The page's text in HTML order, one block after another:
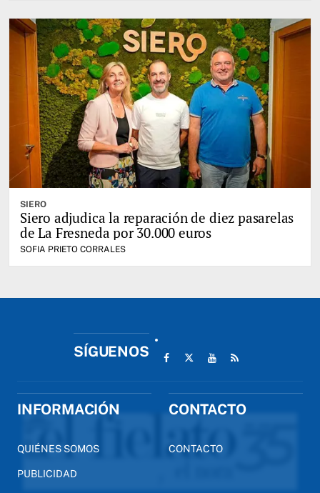
SIERO
Siero adjudica la reparación de diez pasarelas
de La Fresneda por 30.000 euros
SOFIA PRIETO CORRALES
SÍGUENOS
INFORMACIÓN
QUIÉNES SOMOS
PUBLICIDAD
CONTACTO
CONTACTO